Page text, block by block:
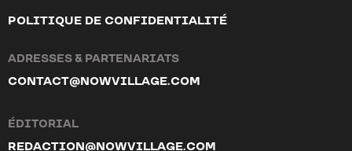
POLITIQUE DE CONFIDENTIALITÉ
ADRESSES & PARTENARIATS
CONTACT@NOWVILLAGE.COM
ÉDITORIAL
REDACTION@NOWVILLAGE.COM